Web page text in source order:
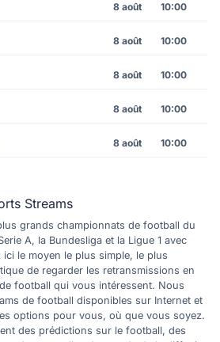
8 août 10:00
8 août 10:00
8 août 10:00
8 août 10:00
8 août 10:00
Streams
grands championnats de football du
A, la Bundesliga et la Ligue 1 avec
le moyen le plus simple, le plus
de regarder les retransmissions en
football qui vous intéressent. Nous
de football disponibles sur Internet et
options pour vous, où que vous soyez.
des prédictions sur le football, des